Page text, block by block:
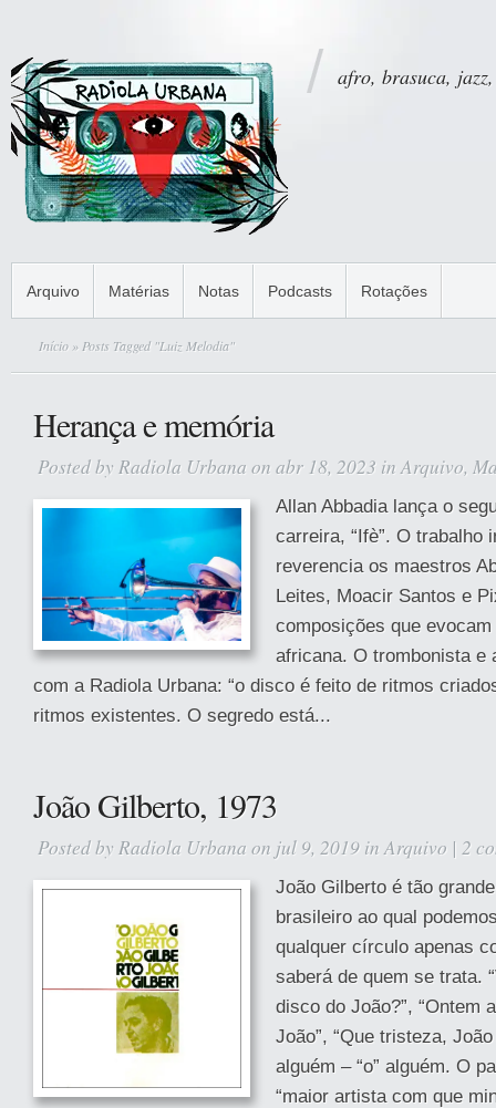
afro, brasuca,
Arquivo Matérias Notas Podcasts Rotações
Início » Posts Tagged "Luiz Melodia"
Herança e memória
Posted by Radiola Urbana on abr 18, 2023 inArquivo,
Allan Abbadia lança o
carreira, “Ifè”. O trabalho
reverencia os maestros
Leites, Moacir Santos e
composições que
africana. O trombonista e
com a Radiola Urbana: “o disco é feito de ritmos
ritmos existentes. O segredo está...
João Gilberto, 1973
Posted by Radiola Urbana on jul 9, 2019 inArquivo | 2
João Gilberto é tão
brasileiro ao qual
qualquer círculo apenas
saberá de quem se trata.
disco do João?”, “Ontem
João”, “Que tristeza,
alguém – “o” alguém. O
“maior artista com que